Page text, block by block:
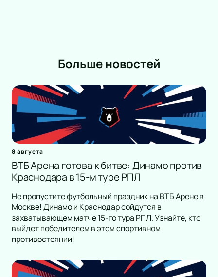
Дискотека
Шоу иллюзионистов
Народное шоу
Фьюжн
Конное шоу
Больше новостей
8 августа
ВТБ Арена готова к битве: Динамо против
Краснодара в 15-м туре РПЛ
Не пропустите футбольный праздник на ВТБ Арене в
Москве! Динамо и Краснодар сойдутся в
захватывающем матче 15-го тура РПЛ. Узнайте, кто
выйдет победителем в этом спортивном
противостоянии!